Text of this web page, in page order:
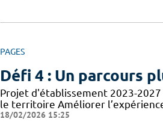
PAGES
Défi 4 : Un parcours
Projet d'établissement 2023-
le territoire Améliorer
18/02/2026 15:25